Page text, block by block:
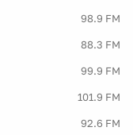
98.9 FM
88.3 FM
99.9 FM
101.9 FM
92.6 FM